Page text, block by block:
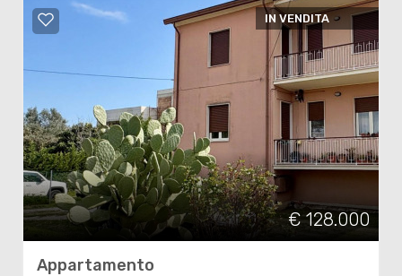
IN VENDITA
€ 128.000
Appartamento